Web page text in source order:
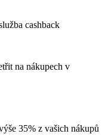
cashback
na nákupech v
35% z vašich nákupů